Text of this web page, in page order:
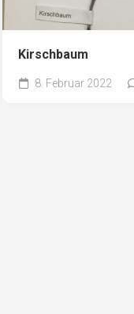
Kirschbaum
8. Februar 2022